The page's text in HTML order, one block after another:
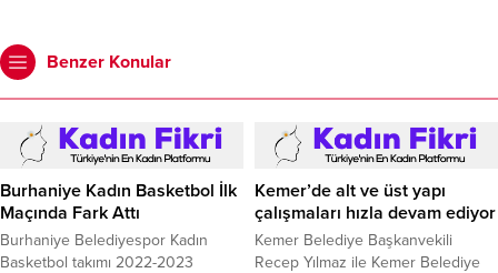
Benzer Konular
Burhaniye Kadın Basketbol İlk
Maçında Fark Attı
Burhaniye Belediyespor Kadın
Basketbol takımı 2022-2023
Kemer’de alt ve üst yapı
çalışmaları hızla devam ediyor
Kemer Belediye Başkanvekili
Recep Yılmaz ile Kemer Belediye